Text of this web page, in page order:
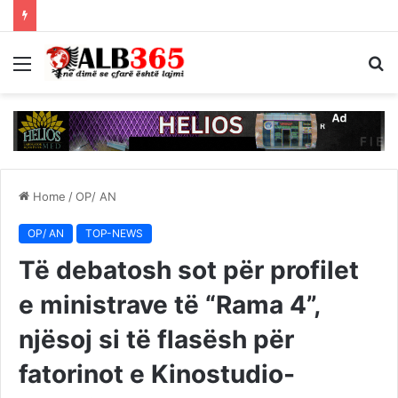
Menu
Home /OP/ AN
OP/ AN TOP-NEWS
Të debatosh sot për profilet
e ministrave të “Rama 4”,
njësoj si të flasësh për
fatorinot e Kinostudio-